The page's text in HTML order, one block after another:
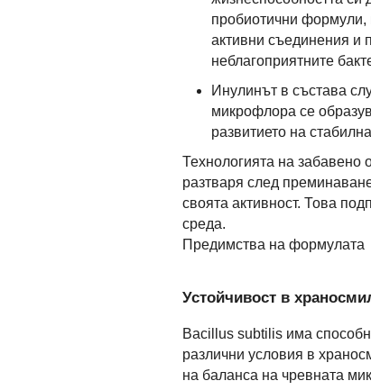
пробиотични формули,
активни съединения и
неблагоприятните
Инулинът в състава
микрофлора се
развитието на
Технологията на забавено
разтваря след
своята активност. Това
среда.
Предимства на формулата
Устойчивост в
Bacillus subtilis има
различни условия в
на баланса на чревната